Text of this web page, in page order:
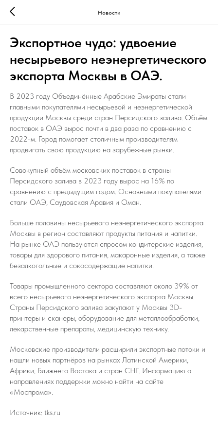
Новости
Экспортное чудо: удвоение
несырьевого неэнергетического
экспорта Москвы в ОАЭ.
В 2023 году Объединённые Арабские Эмираты стали
главными покупателями несырьевой и неэнергетической
продукции Москвы среди стран Персидского залива. Объём
поставок в ОАЭ вырос почти в два раза по сравнению с
2022-м. Город помогает столичным производителям
продвигать свою продукцию на зарубежные рынки.
Совокупный объём московских поставок в страны
Персидского залива в 2023 году вырос на 16% по
сравнению с предыдущим годом. Основными покупателями
стали ОАЭ, Саудовская Аравия и Оман.
Больше половины несырьевого неэнергетического экспорта
Москвы в регион составляют продукты питания и напитки.
На рынке ОАЭ пользуются спросом кондитерские изделия,
товары для здорового питания, макаронные изделия, а также
безалкогольные и сокосодержащие напитки.
Товары промышленного сектора составляют около 39% от
всего несырьевого неэнергетического экспорта Москвы.
Страны Персидского залива закупают у Москвы 3D-
принтеры и сканеры, оборудование для металлообработки,
лекарственные препараты, медицинскую технику.
Московские производители расширили экспортные потоки и
нашли новых партнёров на рынках Латинской Америки,
Африки, Ближнего Востока и стран СНГ. Информацию о
направлениях поддержки можно найти на сайте
«Моспрома».
Источник: tks.ru